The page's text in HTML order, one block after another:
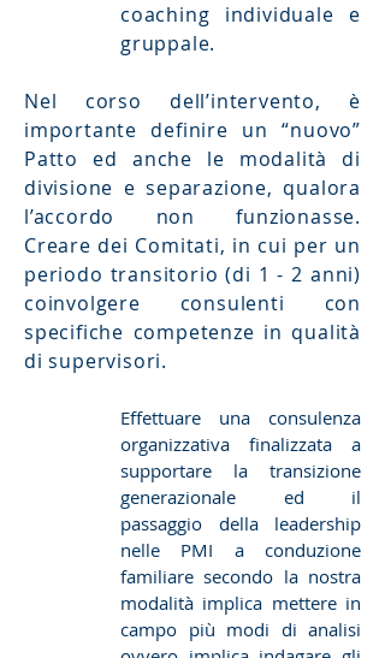
coaching individuale e
gruppale.
Nel corso dell’intervento, è
importante definire un “nuovo”
Patto ed anche le modalità di
divisione e separazione, qualora
l’accordo non funzionasse.
Creare dei Comitati, in cui per un
periodo transitorio (di 1 - 2 anni)
coinvolgere consulenti con
specifiche competenze in qualità
di supervisori.
Effettuare una consulenza
organizzativa finalizzata a
supportare la transizione
generazionale ed il
passaggio della leadership
nelle PMI a conduzione
familiare secondo la nostra
modalità implica mettere in
campo più modi di analisi